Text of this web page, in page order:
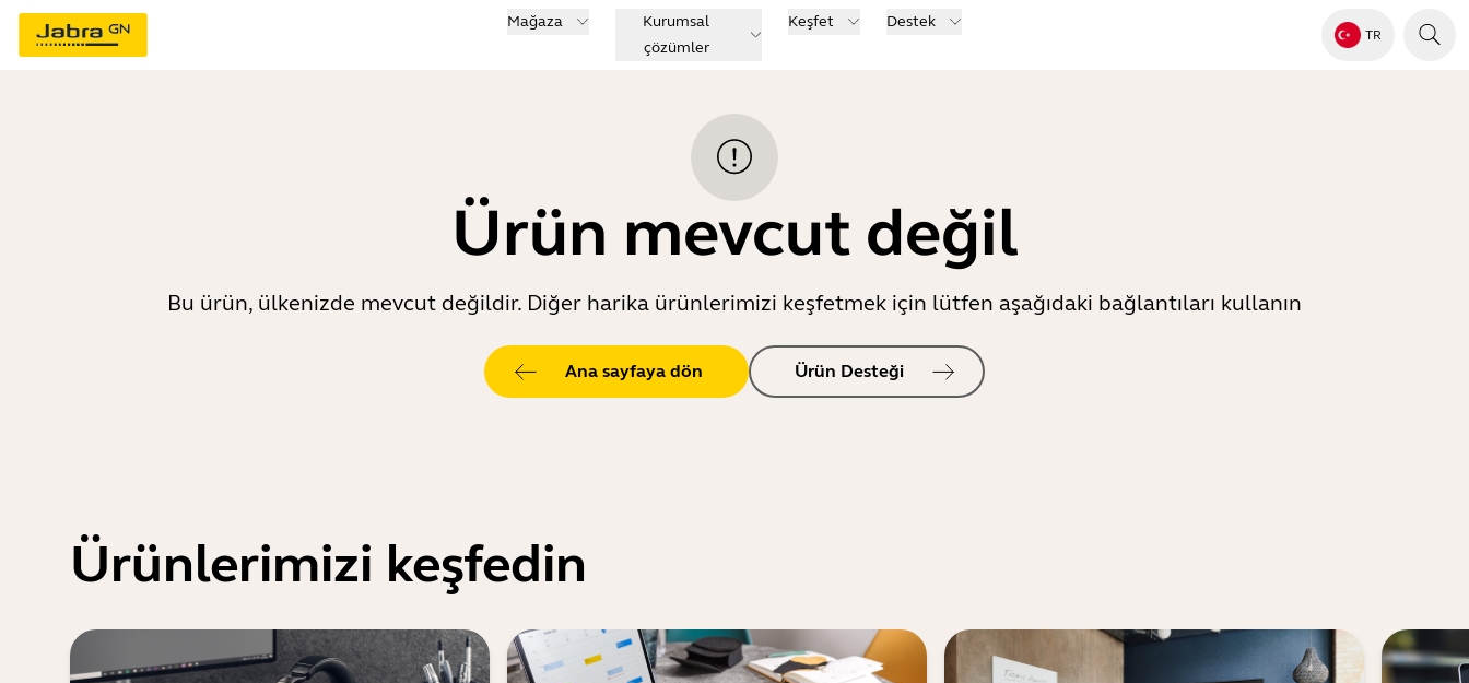
Mağaza
Kurumsal
çözümler
Keşfet Destek
TR
Ürün mevcut değil
Bu ürün, ülkenizde mevcut değildir. Diğer harika ürünlerimizi keşfetmek için lütfen aşağıdaki bağlantıları kullanın
Ana sayfaya dön Ürün Desteği
Ürünlerimizi keşfedin